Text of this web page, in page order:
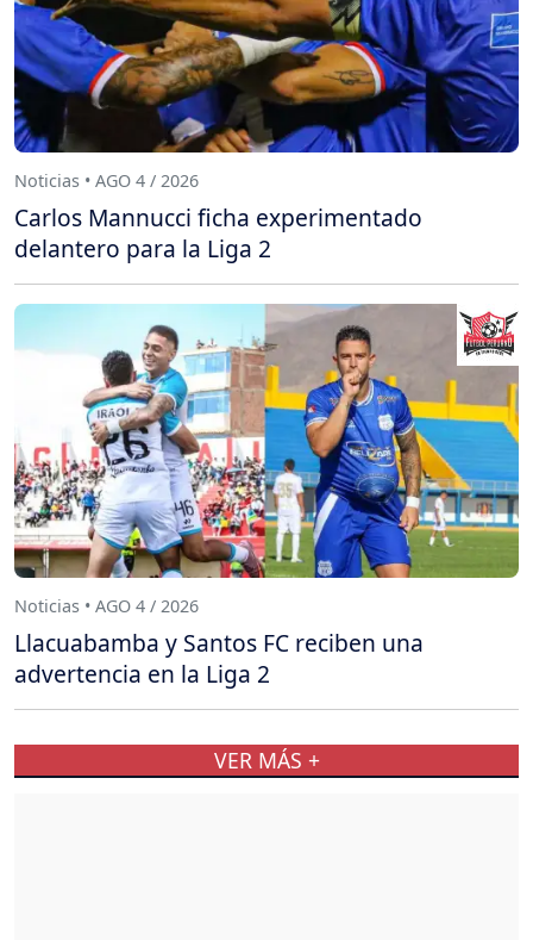
Noticias • AGO 4 / 2026
Carlos Mannucci ficha experimentado
delantero para la Liga 2
Noticias • AGO 4 / 2026
Llacuabamba y Santos FC reciben una
advertencia en la Liga 2
VER MÁS +